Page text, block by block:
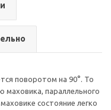
поворотом на 90°. То
маховика, параллельного
состояние легко